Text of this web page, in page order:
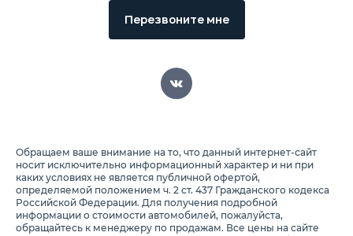
Перезвоните мне
Обращаем ваше внимание на то, что данный интернет-сайт
носит исключительно информационный характер и ни при
каких условиях не является публичной офертой,
определяемой положением ч. 2 ст. 437 Гражданского кодекса
Российской Федерации. Для получения подробной
информации о стоимости автомобилей, пожалуйста,
обращайтесь к менеджеру по продажам. Все цены на сайте